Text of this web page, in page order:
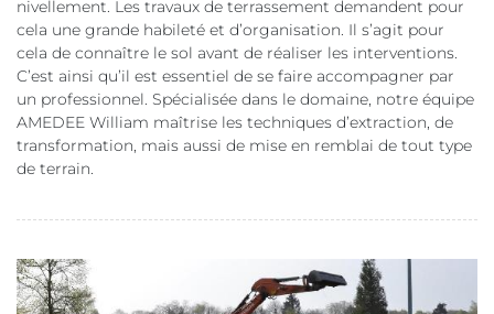
nivellement. Les travaux de terrassement demandent pour
cela une grande habileté et d’organisation. Il s’agit pour
cela de connaître le sol avant de réaliser les interventions.
C’est ainsi qu’il est essentiel de se faire accompagner par
un professionnel. Spécialisée dans le domaine, notre équipe
AMEDEE William maîtrise les techniques d’extraction, de
transformation, mais aussi de mise en remblai de tout type
de terrain.